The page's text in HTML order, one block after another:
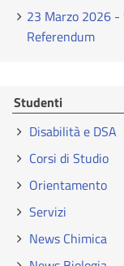
23 Marzo 2026
Referendum
Studenti
Disabilità e DSA
Corsi di Studio
Orientamento
Servizi
News Chimica